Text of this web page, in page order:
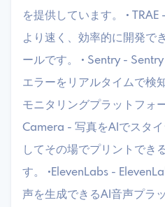
を提供しています。 •
より速く、効率的に開発で
ールです。 • Sentry -
エラーをリアルタイムで検
モニタリングプラットフォ
Camera - 写真をAIでスタ
してその場でプリントでき
す。 •ElevenLabs -
声を生成できるAI音声プラ